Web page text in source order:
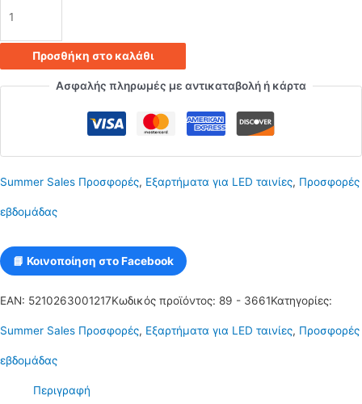
Controller
για
RGB
LED
Ταινίες
ποσότητα
Προσθήκη στο καλάθι
Ασφαλής πληρωμές με αντικαταβολή ή κάρτα
Summer Sales Προσφορές, Εξαρτήματα για LED ταινίες, Προσφορές
εβδομάδας
📘 Κοινοποίηση στο Facebook
EAN: 5210263001217Κωδικός προϊόντος: 89 - 3661Κατηγορίες:
Summer Sales Προσφορές, Εξαρτήματα για LED ταινίες, Προσφορές
εβδομάδας
Περιγραφή